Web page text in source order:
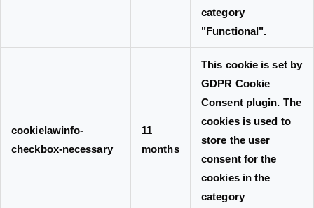
category
"Functional".
cookielawinfo-
checkbox-necessary
11
months
This cookie is set by
GDPR Cookie
Consent plugin. The
cookies is used to
store the user
consent for the
cookies in the
category